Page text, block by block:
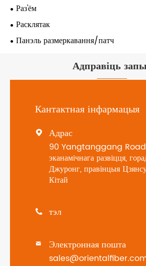
Раз'ём
Расклятак
Панэль размеркавання/патч
Адправіць
Кантактная інфармацыя
 Адрас
90 Yangtanggang Road,
эканамічнага развіцця,
Джуронг, правінцыя
Кітай
 тэл
 Электронная пошта